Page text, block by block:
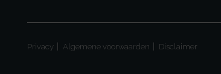
Privacy Algemene voorwaarden Disclaimer